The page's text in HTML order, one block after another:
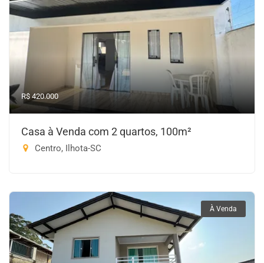
R$ 420.000
Casa à Venda com 2 quartos, 100m²
Centro, Ilhota-SC
À Venda